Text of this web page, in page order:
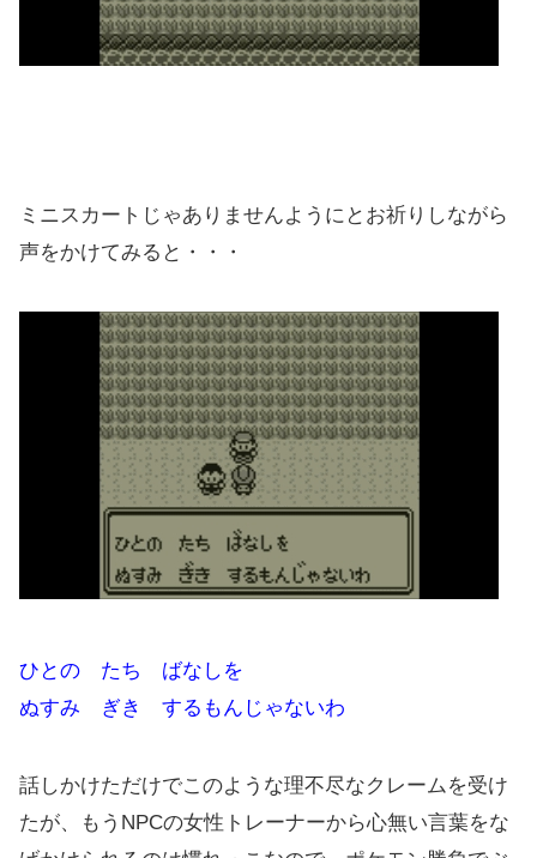
ミニスカートじゃありませんようにとお祈りしながら
声をかけてみると・・・
ひとの たち ばなしを
ぬすみ ぎき するもんじゃないわ
話しかけただけでこのような理不尽なクレームを受け
たが、もうNPCの女性トレーナーから心無い言葉をな